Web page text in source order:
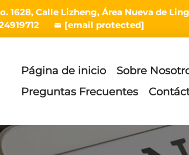
1628, Calle Lizheng, Área Nueva de
[email protected]
Página de inicio Sobre
Preguntas Frecuentes